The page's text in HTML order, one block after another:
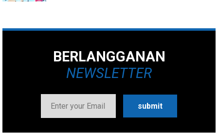
BERLANGGANAN
NEWSLETTER